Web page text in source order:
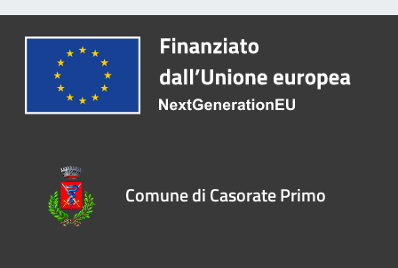
Comune di Casorate Primo